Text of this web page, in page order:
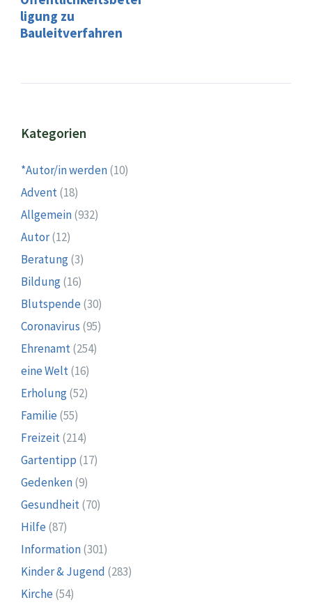
ligung zu
Bauleitverfahren
Kategorien
*Autor/in werden(10)
Advent(18)
Allgemein(932)
Autor(12)
Beratung(3)
Bildung(16)
Blutspende (30)
Coronavirus (95)
Ehrenamt(254)
eine Welt(16)
Erholung(52)
Familie (55)
Freizeit(214)
Gartentipp (17)
Gedenken(9)
Gesundheit(70)
Hilfe (87)
Information(301)
Kinder & Jugend (283)
Kirche (54)